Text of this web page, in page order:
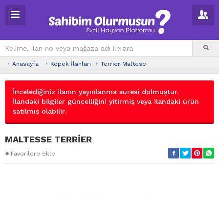
Anasayfa Köpek İlanları Terrier Maltese
İncelediğiniz ilanın yayınlanma süresi dolmuştur.
İlandaki bilgiler güncelliğini yitirmiş veya ilandaki ürün
satılmış olabilir.
MALTESSE TERRİER
Favorilere ekle